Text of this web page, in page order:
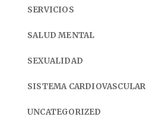
SERVICIOS
SALUD MENTAL
SEXUALIDAD
SISTEMA CARDIOVASCULAR
UNCATEGORIZED